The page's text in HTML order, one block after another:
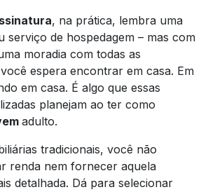
, na prática, lembra uma
serviço de hospedagem – mas com
moradia com todas as
espera encontrar em casa. Em
em casa. É algo que essas
planejam ao ter como
adulto.
tradicionais, você não
renda nem fornecer aquela
detalhada. Dá para selecionar